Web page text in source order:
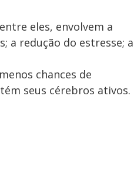
eles, envolvem a
a redução do estresse; a
chances de
seus cérebros ativos.